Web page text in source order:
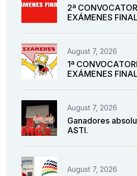
2ª
EXÁMENES
August 7, 2026
1ª
EXÁMENES
August 7, 2026
Ganadores
ASTI.
August 7, 2026